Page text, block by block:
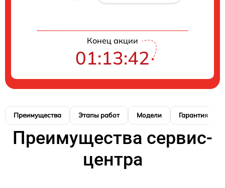
Конец акции
01:13:41
Преимущества Этапы работ Модели Гарантия
Преимущества сервис-
центра